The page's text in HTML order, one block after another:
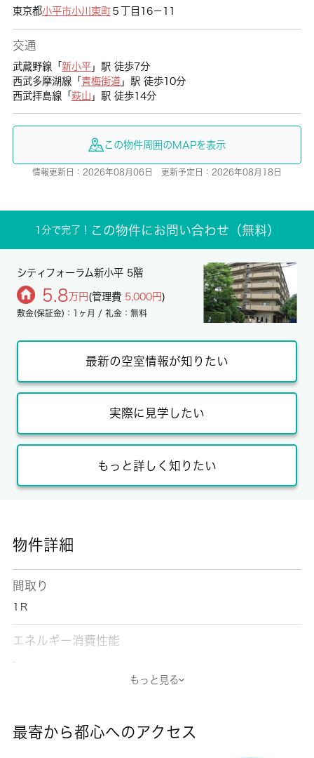
東京都小平市小川東町５丁目16－11
交通
武蔵野線「 新小平」駅 徒歩7分
西武多摩湖線「 青梅街道」駅 徒歩10分
西武拝島線「 萩山 」駅 徒歩14分
この物件周囲のMAPを表示
情報更新日：2026年08月06日 更新予定日：2026年08月18日
1分で完了！ この物件にお問い合わせ（無料）
シティフォーラム新小平 5階
5.8 万円 (管理費 5,000円)
敷金(保証金)：1ヶ月 / 礼金：無料
最新の空室情報が知りたい
実際に見学したい
もっと詳しく知りたい
物件詳細
間取り
1Ｒ
エネルギー消費性能
-
もっと見る
最寄から都心へのアクセス